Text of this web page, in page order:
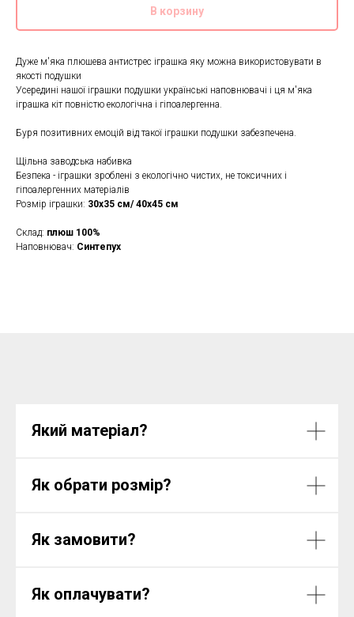
В корзину
Дуже м'яка плюшева антистрес іграшка яку можна використовувати в
якості подушки
Усередині нашої іграшки подушки українські наповнювачі і ця м'яка
іграшка кіт повністю екологічна і гіпоалергенна.
Буря позитивних емоцій від такої іграшки подушки забезпечена.
Щільна заводська набивка
Безпека - іграшки зроблені з екологічно чистих, не токсичних і
гіпоалергенних матеріалів
Розмір іграшки: 30х35 см/ 40х45 см
Склад: плюш 100%
Наповнювач: Синтепух
Який матеріал?
Як обрати розмір?
Як замовити?
Як оплачувати?